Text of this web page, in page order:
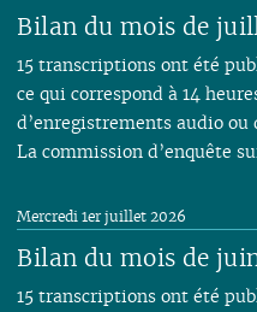
Bilan du mois de
15 transcriptions ont été
ce qui correspond à 14
d’enregistrements audio ou
La commission d’enquête
Bilan du mois de
Mercredi 1er juillet 2026
15 transcriptions ont été